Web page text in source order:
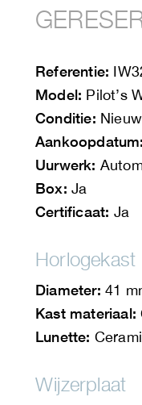
Referentie:
Model: Pilot’s
Conditie: Nieuw
Aankoopdatum:
Uurwerk:
Box: Ja
Certificaat: Ja
Horlogekast
Diameter: 41
Kast materiaal:
Lunette:
Wijzerplaat